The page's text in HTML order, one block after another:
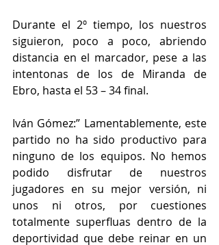
Durante el 2º tiempo, los nuestros
siguieron, poco a poco, abriendo
distancia en el marcador, pese a las
intentonas de los de Miranda de
Ebro, hasta el 53 – 34 final.
Iván Gómez:” Lamentablemente, este
partido no ha sido productivo para
ninguno de los equipos. No hemos
podido disfrutar de nuestros
jugadores en su mejor versión, ni
unos ni otros, por cuestiones
totalmente superfluas dentro de la
deportividad que debe reinar en un